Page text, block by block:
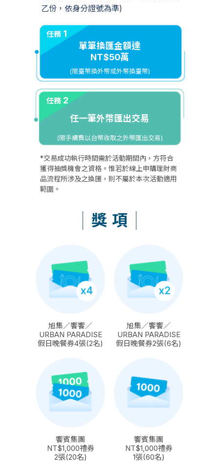
乙份，依身分證號為準)
任務 1
單筆換匯金額達
NT$50萬
(限臺幣換外幣或外幣換臺幣)
任務 2
任一筆外幣匯出交易
(限手續費以台幣收取之外幣匯出交易)
*交易成功執行時間需於活動期間內，方符合
獲得抽獎機會之資格。惟若於線上申購理財商
品流程所涉及之換匯，則不屬於本次活動適用
範圍。
獎項
旭集／饗饗／
URBAN PARADISE
假日晚餐券4張(2名)
旭集／饗饗／
URBAN PARADISE
假日晚餐券2張(6名)
饗賓集團
NT$1,000禮券
2張(20名)
饗賓集團
NT$1,000禮券
1張(60名)